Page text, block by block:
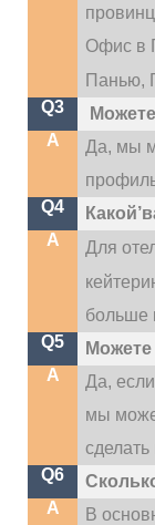
Офис в
Панью,
Q3
A
Да, мы
Q4
A
Для
больше
Q5
A
Да,
мы
Q6
A
В